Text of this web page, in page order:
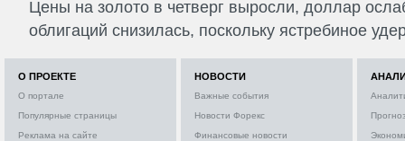
Цены на золото в четверг выросли, доллар
облигаций снизилась, поскольку ястребиное
О ПРОЕКТЕ
О портале
Популярные страницы
Реклама на сайте
НОВОСТИ
Важные события
Новости Форекс
Финансовые новости